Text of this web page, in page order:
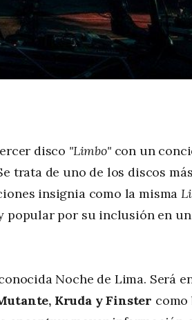
disco "Limbo"con un
trata de uno de los discos
insignia como la misma
popular por su inclusión en
Noche de Lima. Será
Kruda y Finster como